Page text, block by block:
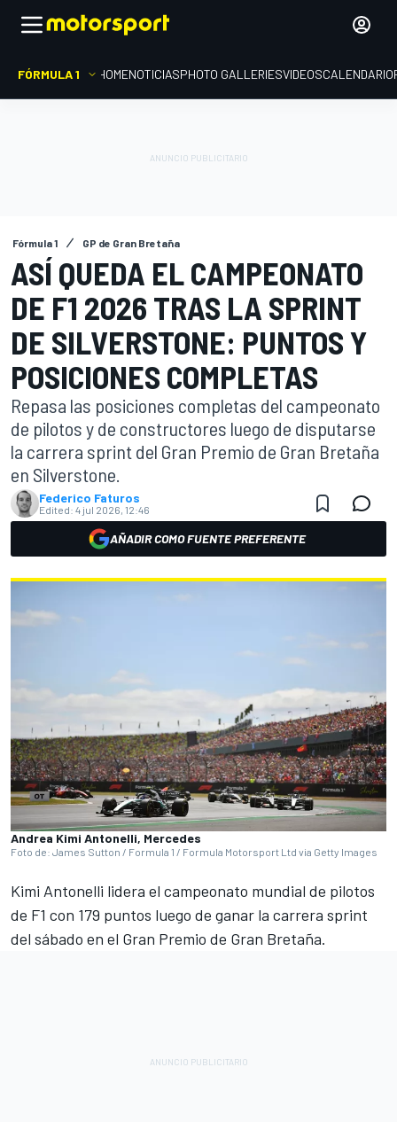
FÓRMULA 1 HOMENOTICIASPHOTO GALLERIESVIDEOSCALENDARIO
Fórmula 1 GP de Gran Bretaña
ASÍ QUEDA EL CAMPEONATO
DE F1 2026 TRAS LA SPRINT
DE SILVERSTONE: PUNTOS Y
POSICIONES COMPLETAS
Repasa las posiciones completas del campeonato
de pilotos y de constructores luego de disputarse
la carrera sprint del Gran Premio de Gran Bretaña
en Silverstone.
Federico Faturos
Edited: 4 jul 2026, 12:46
AÑADIR COMO FUENTE PREFERENTE
Andrea Kimi Antonelli, Mercedes
Foto de: James Sutton / Formula 1 / Formula Motorsport Ltd via Getty Images
Kimi Antonelli lidera el campeonato mundial de pilotos
de F1 con 179 puntos luego de ganar la carrera sprint
del sábado en el Gran Premio de Gran Bretaña.